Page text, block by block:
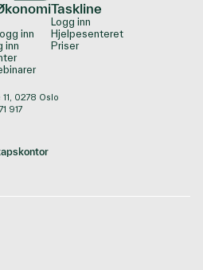
inn
inn
Taskline
Logg inn
Hjelpesenteret
Priser
0278 Oslo
917